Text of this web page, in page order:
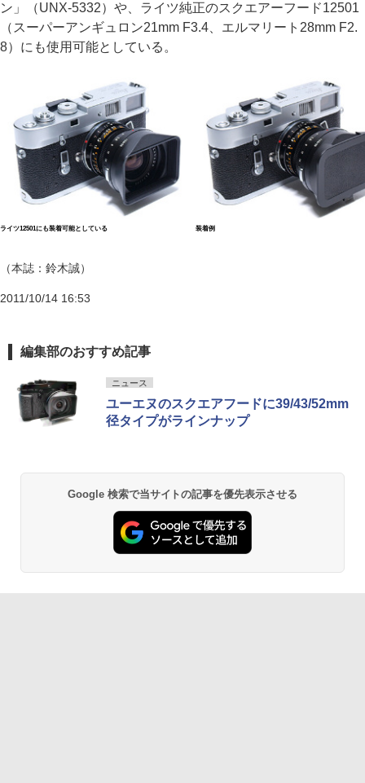
ン」（UNX-5332）や、ライツ純正のスクエアーフード12501
（スーパーアンギュロン21mm F3.4、エルマリート28mm F2.
8）にも使用可能としている。
ライツ12501にも装着可能としている 装着例
（本誌：鈴木誠）
2011/10/14 16:53
編集部のおすすめ記事
ニュース
ユーエヌのスクエアフードに39/43/52mm
径タイプがラインナップ
Google 検索で当サイトの記事を優先表示させる